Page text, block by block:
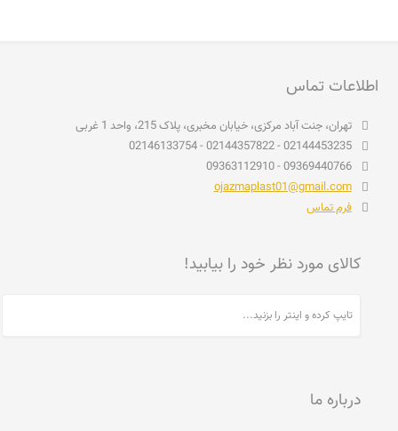
اطلاعات تماس
تهران، جنت آباد مرکزی، خیابان مخبری، پلاک 215، واحد 1 غربی
02144453235 - 02144357822 - 02146133754
09369440766 - 09363112910
ojazmaplast01@gmail.com
فرم تماس
کالای مورد نظر خود را بیابید!
درباره ما